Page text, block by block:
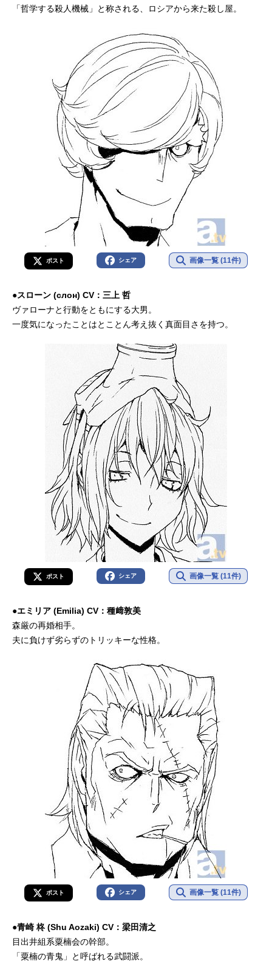
「哲学する殺人機械」と称される、ロシアから来た殺し屋。
ポスト シェア 画像一覧 (11件)
●スローン (слон) CV：三上 哲
ヴァローナと行動をともにする大男。
一度気になったことはとことん考え抜く真面目さを持つ。
ポスト シェア 画像一覧 (11件)
●エミリア (Emilia) CV：種﨑敦美
森厳の再婚相手。
夫に負けず劣らずのトリッキーな性格。
ポスト シェア 画像一覧 (11件)
●青崎 柊 (Shu Aozaki) CV：梁田清之
目出井組系粟楠会の幹部。
「粟楠の青鬼」と呼ばれる武闘派。